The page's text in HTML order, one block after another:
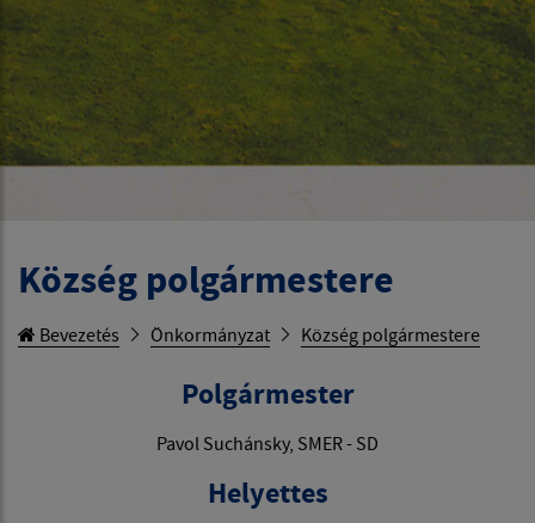
Község polgármestere
Bevezetés Önkormányzat Község polgármestere
Polgármester
Pavol Suchánsky, SMER - SD
Helyettes